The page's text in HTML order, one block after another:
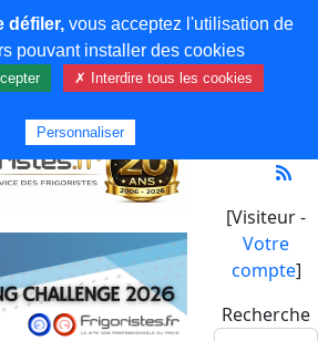
[Visiteur -
Votre
compte]
Recherche
défiler,vous acceptez l'utilisation de
pouvant installer des cookies
✗ Interdire tous les cookies
Personnaliser